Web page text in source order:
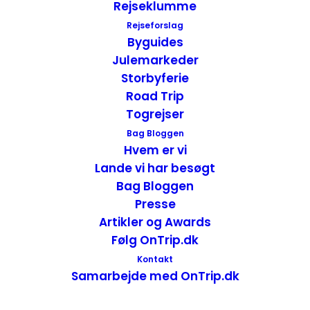
Rejseklumme
Rejseforslag
Byguides
Julemarkeder
Storbyferie
Road Trip
Togrejser
Bag Bloggen
Hvem er vi
Lande vi har besøgt
Bag Bloggen
Presse
Artikler og Awards
Følg OnTrip.dk
Kontakt
Samarbejde med OnTrip.dk
Gårdspladsen
Vi trådte først ind på en stor gårdsplads,
hvor vi blev imponeret af de smukke